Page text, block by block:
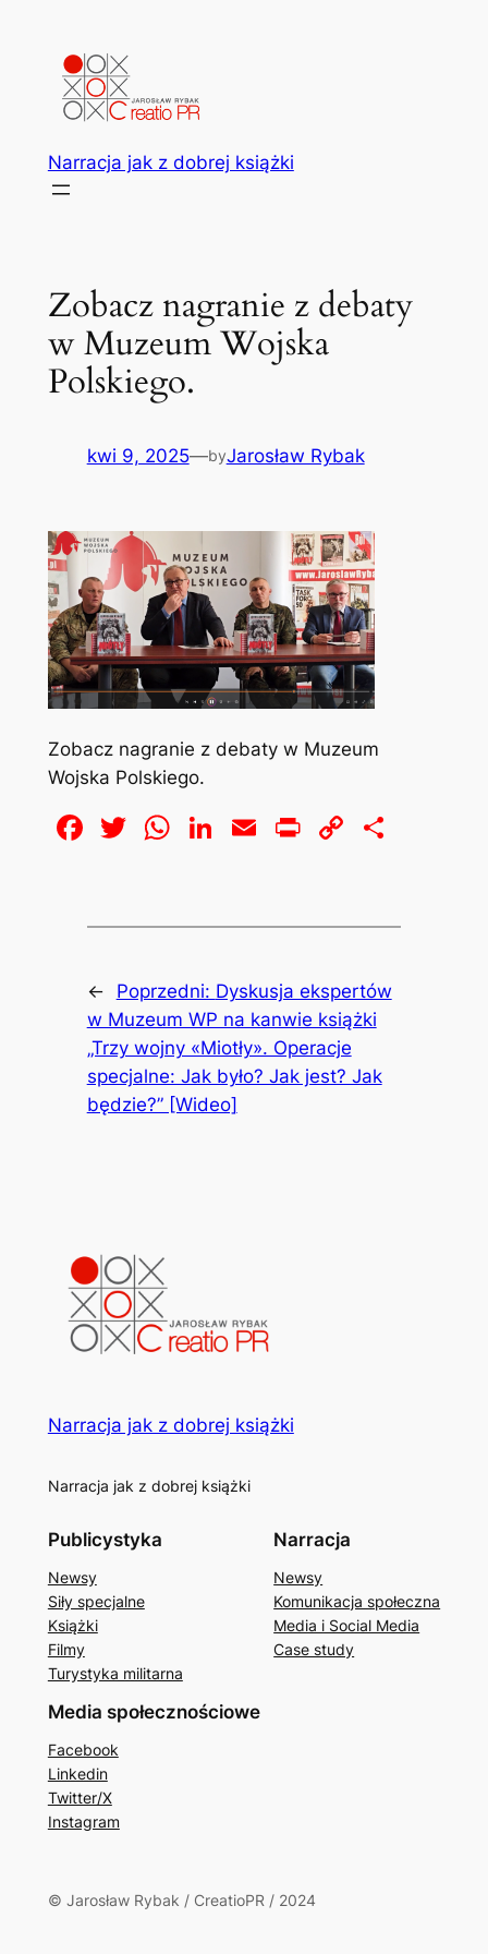
Narracja jak z dobrej książki
Zobacz nagranie z debaty
w Muzeum Wojska
Polskiego.
kwi 9, 2025—byJarosław Rybak
Zobacz nagranie z debaty w Muzeum
Wojska Polskiego.
Facebook
Twitter
WhatsApp
LinkedIn
EmailPrintCopy
← Poprzedni: Dyskusja ekspertów
w Muzeum WP na kanwie książki
„Trzy wojny «Miotły». Operacje
specjalne: Jak było? Jak jest? Jak
będzie?” [Wideo]
Narracja jak z dobrej książki
Narracja jak z dobrej książki
Publicystyka
Newsy
Siły specjalne
Książki
Filmy
Turystyka militarna
Narracja
Newsy
Komunikacja społeczna
Media i Social Media
Case study
Media społecznościowe
Facebook
Linkedin
Twitter/X
Instagram
© Jarosław Rybak / CreatioPR / 2024